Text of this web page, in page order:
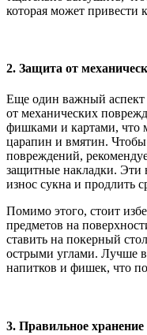
которая может привести
2. Защита от
Еще один важный
от механических
фишками и картами, что
царапин и вмятин.
повреждений,
защитные накладки. Эти
износ сукна и продлить
Помимо этого, стоит
предметов на
ставить на покерный
острыми углами. Лучше
напитков и фишек, что
3. Правильное хранение